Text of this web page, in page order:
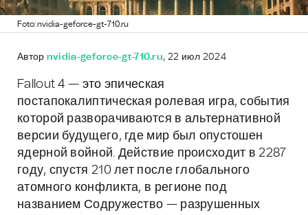
Foto: nvidia-geforce-gt-710.ru
Автор nvidia-geforce-gt-710.ru, 22 июл 2024
Fallout 4 — это эпическая
постапокалиптическая ролевая игра, события
которой разворачиваются в альтернативной
версии будущего, где мир был опустошен
ядерной войной. Действие происходит в 2287
году, спустя 210 лет после глобального
атомного конфликта, в регионе под
названием Содружество — разрушенных